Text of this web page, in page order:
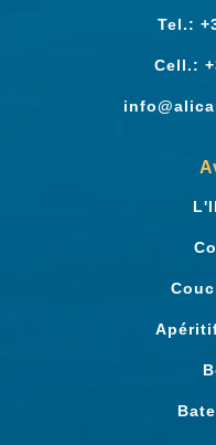
Tel.:
Cell.: